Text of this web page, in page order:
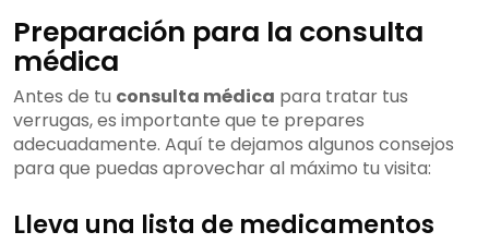
Preparación para la consulta
médica
Antes de tu consulta médica para tratar tus
verrugas, es importante que te prepares
adecuadamente. Aquí te dejamos algunos consejos
para que puedas aprovechar al máximo tu visita:
Lleva una lista de medicamentos